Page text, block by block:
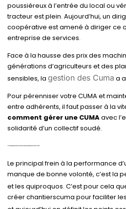
poussiéreux à l’entrée du local ou
tracteur est plein. Aujourd’hui, un
coopérative est amené à diriger ce
entreprise de services.
Face à la hausse des prix des
générations d’agriculteurs et des
sensibles, la gestion des Cuma a
Pour pérenniser votre CUMA et
entre adhérents, il faut passer à la
comment gérer une CUMAavec
solidarité d’un collectif soudé.
Le principal frein à la performance
manque de bonne volonté, c’est la
et les quiproquos. C’est pour cela
créer chantierscuma pour faciliter